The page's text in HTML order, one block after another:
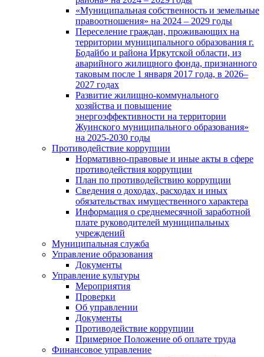
«Муниципальная собственность и земельные
правоотношения» на 2024 – 2029 годы
Переселение граждан, проживающих на
территории муниципального образования г.
Бодайбо и района Иркутской области, из
аварийного жилищного фонда, признанного
таковым после 1 января 2017 года, в 2026–
2027 годах
Развитие жилищно-коммунального
хозяйства и повышение
энергоэффективности на территории
Жуинского муниципального образования»
на 2025-2030 годы
Противодействие коррупции
Нормативно-правовые и иные акты в сфере
противодействия коррупции
План по противодействию коррупции
Сведения о доходах, расходах и иных
обязательствах имущественного характера
Информация о среднемесячной заработной
плате руководителей муниципальных
учреждений
Муниципальная служба
Управление образования
Документы
Управление культуры
Мероприятия
Проверки
Об управлении
Документы
Противодействие коррупции
Примерное Положение об оплате труда
Финансовое управление